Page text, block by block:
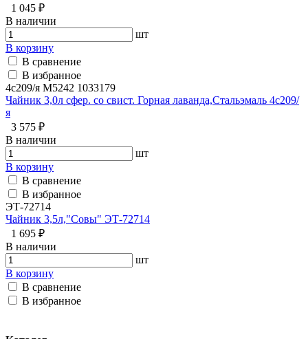
1 045 ₽
В наличии
шт
В корзину
В сравнение
В избранное
4с209/я М5242 1033179
Чайник 3,0л сфер. со свист. Горная лаванда,Стальэмаль 4с209/
я
3 575 ₽
В наличии
шт
В корзину
В сравнение
В избранное
ЭТ-72714
Чайник 3,5л,"Совы" ЭТ-72714
1 695 ₽
В наличии
шт
В корзину
В сравнение
В избранное